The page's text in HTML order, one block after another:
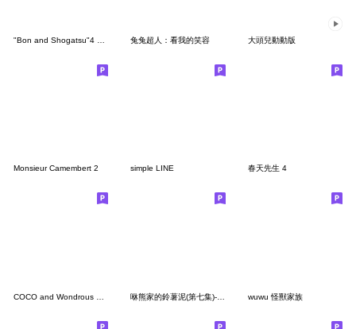
兔兔超人：看我的笑容 大頭兒動動版
Monsieur Camembert 2 simple LINE 春天先生 4
wuwu 怪獸家族